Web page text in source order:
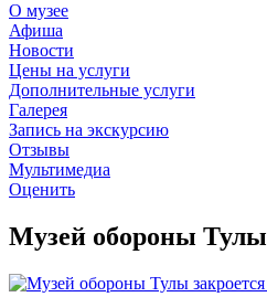
О музее
Афиша
Новости
Цены на услуги
Дополнительные услуги
Галерея
Запись на экскурсию
Отзывы
Мультимедиа
Оценить
Музей обороны Тулы